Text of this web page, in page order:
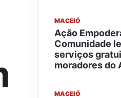
MACEIÓ
Ação
Comunidade
serviços
moradores do
MACEIÓ